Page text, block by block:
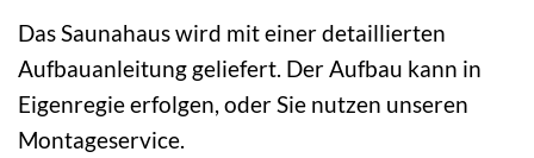
Das Saunahaus wird mit einer detaillierten
Aufbauanleitung geliefert. Der Aufbau kann in
Eigenregie erfolgen, oder Sie nutzen unseren
Montageservice.